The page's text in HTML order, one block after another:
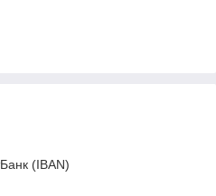
(IBAN)